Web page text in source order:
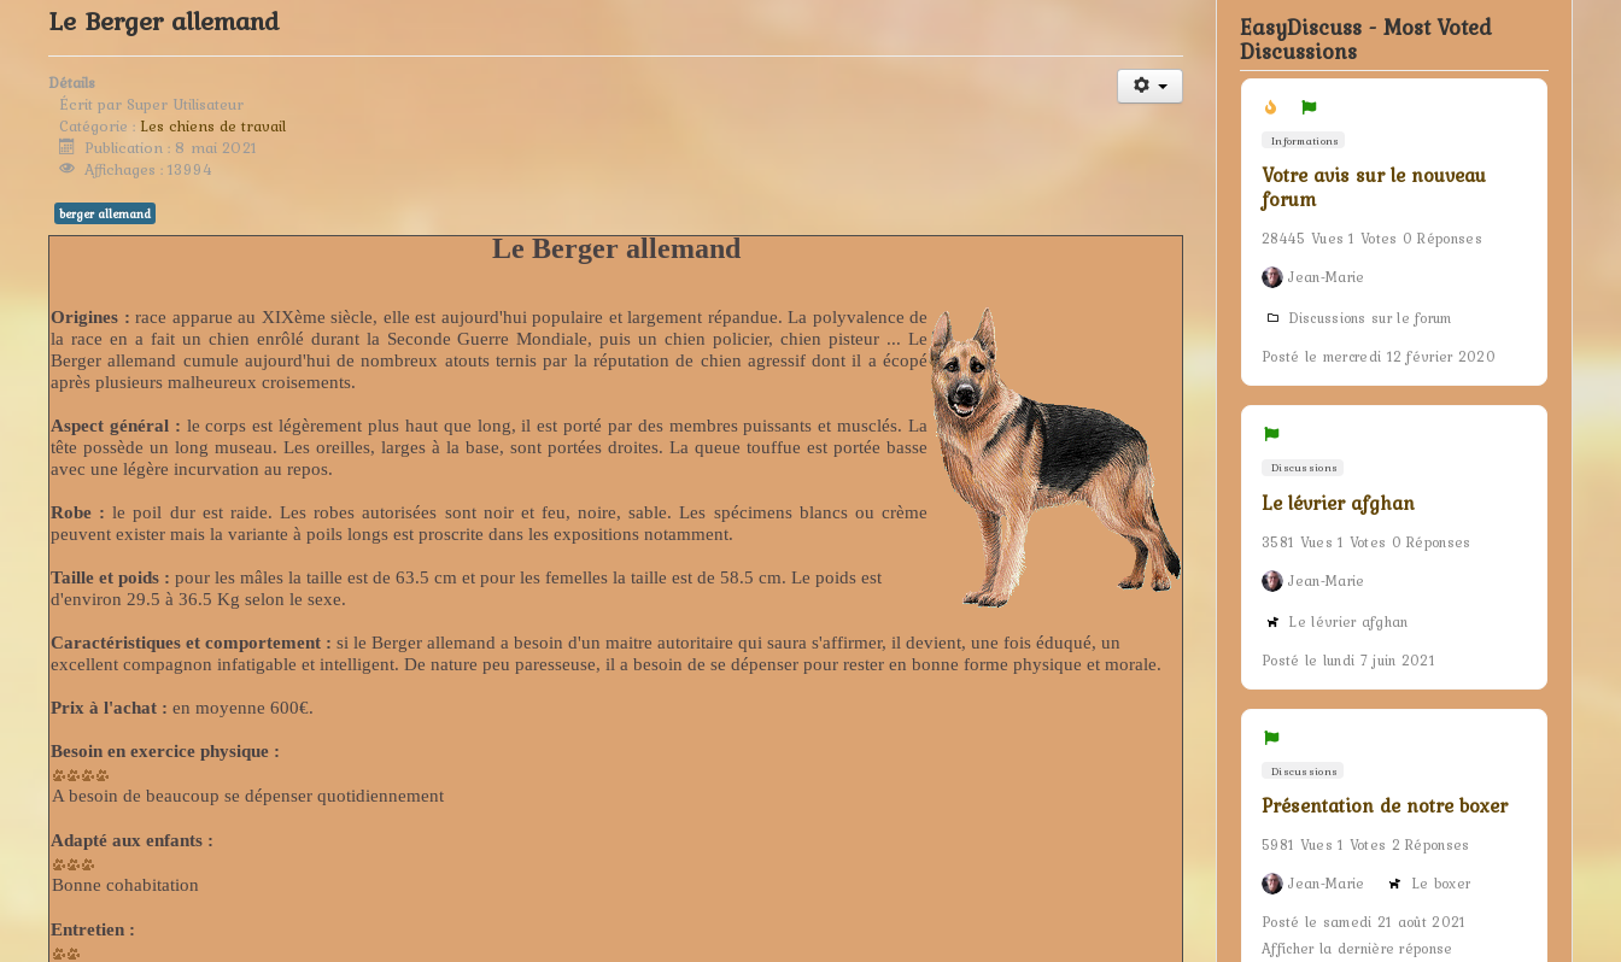
Le Berger allemand
Détails
Écrit par Super Utilisateur
Catégorie : Les chiens de travail
Publication : 8 mai 2021
Affichages : 13994
berger allemand
Le Berger allemand
Origines : race apparue au XIXème siècle, elle est aujourd'hui populaire et largement répandue. La polyvalence de
la race en a fait un chien enrôlé durant la Seconde Guerre Mondiale, puis un chien policier, chien pisteur ... Le
Berger allemand cumule aujourd'hui de nombreux atouts ternis par la réputation de chien agressif dont il a écopé
après plusieurs malheureux croisements.
Aspect général : le corps est légèrement plus haut que long, il est porté par des membres puissants et musclés. La
tête possède un long museau. Les oreilles, larges à la base, sont portées droites. La queue touffue est portée basse
avec une légère incurvation au repos.
Robe : le poil dur est raide. Les robes autorisées sont noir et feu, noire, sable. Les spécimens blancs ou crème
peuvent exister mais la variante à poils longs est proscrite dans les expositions notamment.
Taille et poids : pour les mâles la taille est de 63.5 cm et pour les femelles la taille est de 58.5 cm. Le poids est
d'environ 29.5 à 36.5 Kg selon le sexe.
Caractéristiques et comportement : si le Berger allemand a besoin d'un maitre autoritaire qui saura s'affirmer, il devient, une fois éduqué, un
excellent compagnon infatigable et intelligent. De nature peu paresseuse, il a besoin de se dépenser pour rester en bonne forme physique et morale.
Prix à l'achat : en moyenne 600€.
Besoin en exercice physique :
A besoin de beaucoup se dépenser quotidiennement
Adapté aux enfants :
Bonne cohabitation
Entretien :
EasyDiscuss - Most Voted
Discussions
Informations
Votre avis sur le nouveau
forum
28445 Vues 1 Votes 0 Réponses
Jean-Marie
Discussions sur le forum
Posté le mercredi 12 février 2020
Discussions
Le lévrier afghan
3581 Vues 1 Votes 0 Réponses
Jean-Marie
Le lévrier afghan
Posté le lundi 7 juin 2021
Discussions
Présentation de notre boxer
5981 Vues 1 Votes 2 Réponses
Jean-Marie
Le boxer
Posté le samedi 21 août 2021
Afficher la dernière réponse